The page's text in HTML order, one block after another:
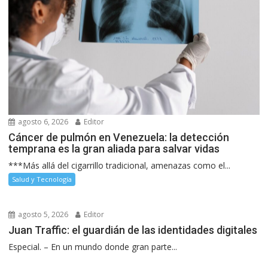
agosto 6, 2026 Editor
Cáncer de pulmón en Venezuela: la detección
temprana es la gran aliada para salvar vidas
***Más allá del cigarrillo tradicional, amenazas como el...
Salud y Tecnología
agosto 5, 2026 Editor
Juan Traffic: el guardián de las identidades digitales
Especial. – En un mundo donde gran parte...